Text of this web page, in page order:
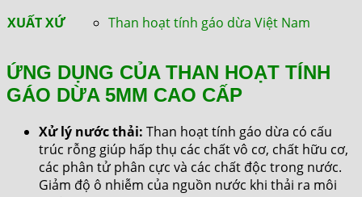
XUẤT XỨ Than hoạt tính gáo dừa Việt Nam
ỨNG DỤNG CỦA THAN HOẠT TÍNH
GÁO DỪA 5MM CAO CẤP
Xử lý nước thải: Than hoạt tính gáo dừa có cấu
trúc rỗng giúp hấp thụ các chất vô cơ, chất hữu cơ,
các phân tử phân cực và các chất độc trong nước.
Giảm độ ô nhiễm của nguồn nước khi thải ra môi